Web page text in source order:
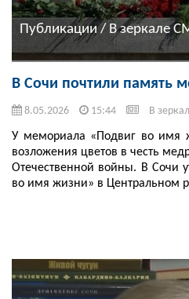
Публикации / В зеркале
В Сочи почтили память
8.05.2026 15:44 В
У мемориала «Подвиг во имя
возложения цветов в честь
Отечественной войны. В Сочи
во имя жизни» в Центральном